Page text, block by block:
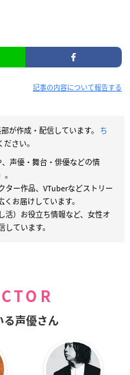
記事の内容について報告する
が作成・配信しています。 ち
さい。
声優・舞台・俳優などの情
ター作品、VTuberなどストリー
お届けしています。
活）お役立ち情報など、女性オ
ています。
る声優さん